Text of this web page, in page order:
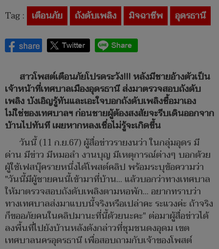
Tag : เตือนภัย ถังดับเพลิง มิจฉาชีพ อุดรธานี
สาวโพสต์เตือนภัยโปรดระวัง!!! หลังมีชายอ้างตัวเป็น
เจ้าหน้าที่เทศบาลเมืองอุดรธานี ส่งมาตรวจสอบถังดับ
เพลิง บังเอิญรู้ทันและเอะใจบอกถังดับเพลิงซื้อมาเอง
ไม่ใช่ของเทศบาลฯ ก่อนชายผู้ต้องสงสัยจะรีบเดินออกจาก
บ้านไปทันที เผยหากหลงเชื่อไม่รู้จะเกิดขึ้น
วันนี้ (11 ก.ย.67) ผู้สื่อข่าวรายงนว่า ในกลุ่มอุดร มี
ด่าน มีข่าว มีหมอลำ งานบุญ มีเหตุการณ์ต่างๆ บอกด้วย
ผู้ใช้เฟสบุ๊ครายหนึ่งได้โพสต์คลิป พร้อมระบุข้อความว่า
"วันนี้มีผู้ชายคนนี้เข้ามาที่บ้าน... แล้วบอกว่าทางเทศบาล
ให้มาตรวจสอบถังดับเพลิงตามหอพัก... อยากทราบว่า
ทางเทศบาลส่งมาแบบนี้จริงหรือเปล่าคะ ระแวงค่ะ ถ้าจริง
ก็ขออภัยคนในคลิปมานะที่นี้ด้วยนะคะ" ต่อมาผู้สื่อข่าวได้
ลงพื้นที่ไปยังบ้านหลังดังกล่าวที่ชุมชนดงอุดม เขต
เทศบาลนครอุดรธานี เพื่อสอบถามกับเจ้าของโพสต์